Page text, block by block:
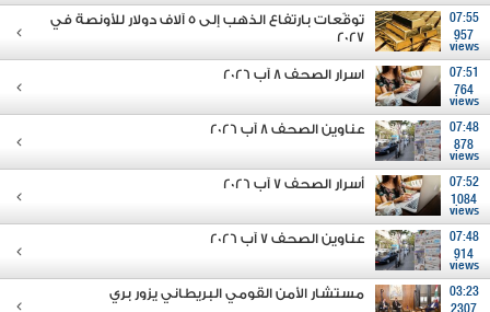
07:55
957
views
توقّعات بارتفاع الذهب إلى 5 آلاف دولار للأونصة في
2027
07:51
764
views
اسرار الصحف 8 آب 2026
07:48
878
views
عناوين الصحف 8 آب 2026
07:52
1084
views
أسرار الصحف 7 آب 2026
07:48
914
views
عناوين الصحف 7 آب 2026
03:23
مستشار الأمن القومي البريطاني يزور بري